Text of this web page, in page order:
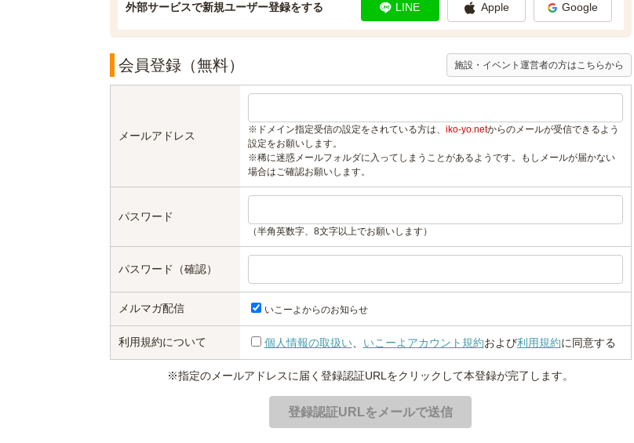
外部サービスで新規ユーザー登録をする LINE Apple Google
会員登録（無料） 施設・イベント運営者の方はこちらから
メールアドレス ※ドメイン指定受信の設定をされている方は、 iko-yo.netからのメールが受信できるよう
設定をお願いします。
※稀に迷惑メールフォルダに入ってしまうことがあるようです。もしメールが届かない
場合はご確認お願いします。
パスワード
（半角英数字、8文字以上でお願いします）
パスワード（確認）
メルマガ配信 いこーよからのお知らせ
利用規約について 個人情報の取扱い、 いこーよアカウント規約および利用規約に同意する
※指定のメールアドレスに届く登録認証URLをクリックして本登録が完了します。